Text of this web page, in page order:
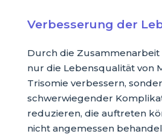
Verbesserung der
Durch die
nur die Lebensqualität von
Trisomie verbessern,
schwerwiegender
reduzieren, die auftreten
nicht angemessen